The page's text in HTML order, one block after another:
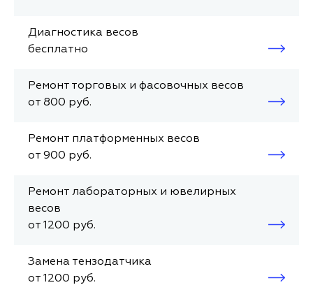
Диагностика весов
бесплатно
Ремонт торговых и фасовочных весов
от 800 руб.
Ремонт платформенных весов
от 900 руб.
Ремонт лабораторных и ювелирных
весов
от 1200 руб.
Замена тензодатчика
от 1200 руб.